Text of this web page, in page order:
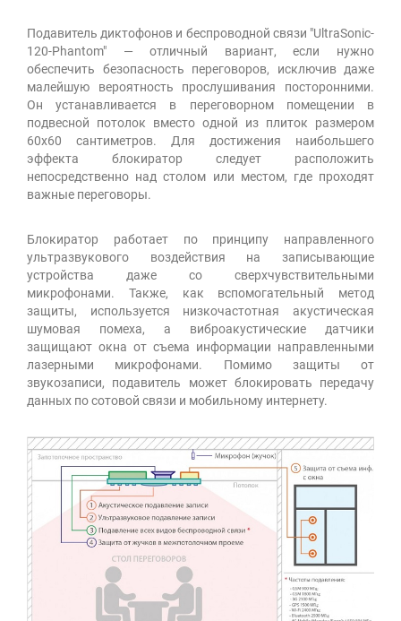
Подавитель диктофонов и беспроводной связи "UltraSonic-
120-Рhantom" — отличный вариант, если нужно
обеспечить безопасность переговоров, исключив даже
малейшую вероятность прослушивания посторонними.
Он устанавливается в переговорном помещении в
подвесной потолок вместо одной из плиток размером
60х60 сантиметров. Для достижения наибольшего
эффекта блокиратор следует расположить
непосредственно над столом или местом, где проходят
важные переговоры.
Блокиратор работает по принципу направленного
ультразвукового воздействия на записывающие
устройства даже со сверхчувствительными
микрофонами. Также, как вспомогательный метод
защиты, используется низкочастотная акустическая
шумовая помеха, а виброакустические датчики
защищают окна от съема информации направленными
лазерными микрофонами. Помимо защиты от
звукозаписи, подавитель может блокировать передачу
данных по сотовой связи и мобильному интернету.